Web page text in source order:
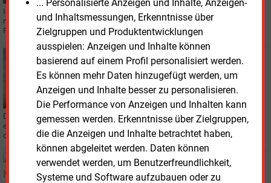
... Personalisierte Anzeigen und Inhalte, Anzeigen-
und Inhaltsmessungen, Erkenntnisse über
Zielgruppen und Produktentwicklungen
ausspielen: Anzeigen und Inhalte können
basierend auf einem Profil personalisiert werden.
Es können mehr Daten hinzugefügt werden, um
Anzeigen und Inhalte besser zu personalisieren.
Die Performance von Anzeigen und Inhalten kann
gemessen werden. Erkenntnisse über Zielgruppen,
die die Anzeigen und Inhalte betrachtet haben,
können abgeleitet werden. Daten können
verwendet werden, um Benutzerfreundlichkeit,
Systeme und Software aufzubauen oder zu
Immer mehr Erneuerbare-Energien-Anlagen, Speicher und Wärmepumpen
müssen ans Stromnetz angeschlossen werden. Dafür gibt es jetzt eine
Fokus-Agenda des Bundeswirtschaftsministeriums.
Mittwoch, 28.02.2024, 13:19
Netzentgelte stiegen innerhalb eines Jahres um fast
30 Prozent
Der Bundesverband der Energie-Abnehmer (VEA) ermittelte durchschnittlich
erhöhte Netzentgelte seit 2023 in der Mittelspannung um 1,47 Ct/kWh und in
der Niederspannung um 2,02 Ct/kWh.
Montag, 19.02.2024, 15:51
E-WORLD 2024